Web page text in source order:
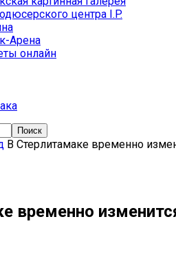
центра I.P.
Арена
онлайн
В Стерлитамаке временно
временно